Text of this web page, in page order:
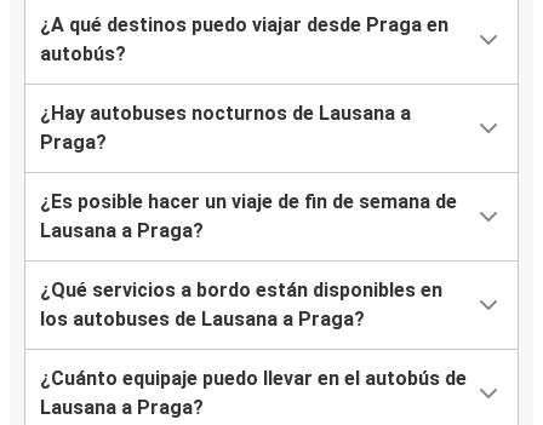
¿A qué destinos puedo viajar desde Praga en
autobús?
¿Hay autobuses nocturnos de Lausana a
Praga?
¿Es posible hacer un viaje de fin de semana de
Lausana a Praga?
¿Qué servicios a bordo están disponibles en
los autobuses de Lausana a Praga?
¿Cuánto equipaje puedo llevar en el autobús de
Lausana a Praga?